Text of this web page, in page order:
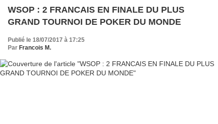
WSOP : 2 FRANCAIS EN FINALE DU PLUS
GRAND TOURNOI DE POKER DU MONDE
Publié le 18/07/2017 à 17:25
Par Francois M.